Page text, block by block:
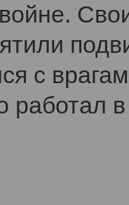
с
работал